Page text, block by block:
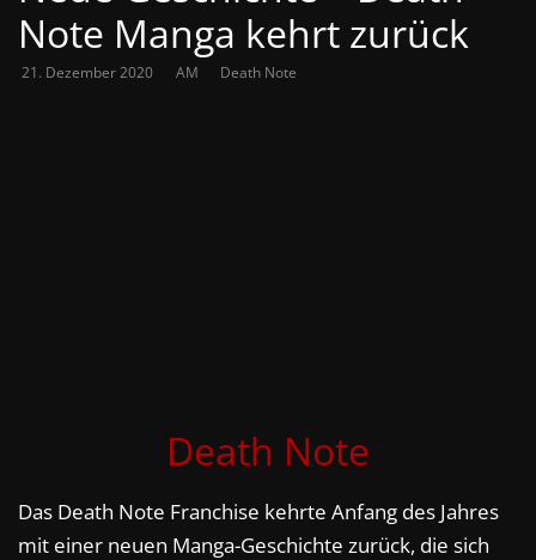
Note Manga kehrt zurück
21. Dezember 2020 AM Death Note
Death Note
Das Death Note Franchise kehrte Anfang des Jahres
mit einer neuen Manga-Geschichte zurück, die sich